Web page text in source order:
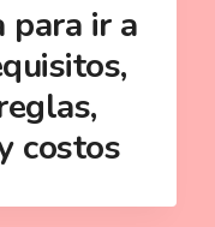
para ir a
costos